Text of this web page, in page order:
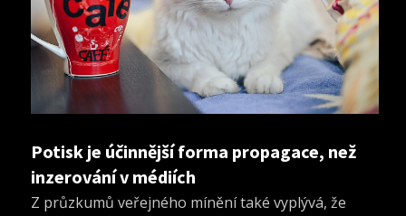
Potisk je účinnější forma propagace, než
inzerování v médiích
Z průzkumů veřejného mínění také vyplývá, že